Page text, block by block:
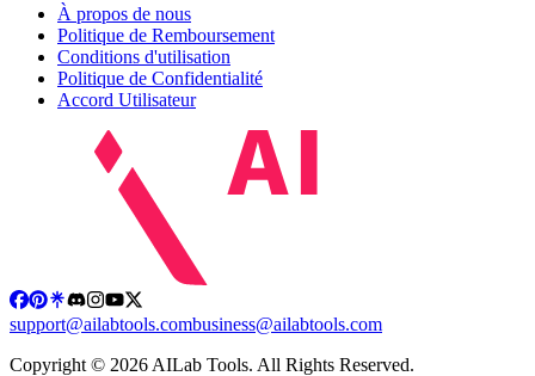
À propos de nous
Politique de Remboursement
Conditions d'utilisation
Politique de Confidentialité
Accord Utilisateur
support@ailabtools.combusiness@ailabtools.com
Copyright © 2026 AILab Tools. All Rights Reserved.